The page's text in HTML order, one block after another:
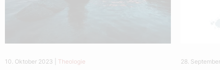
10. Oktober 2023 Theologie 28.